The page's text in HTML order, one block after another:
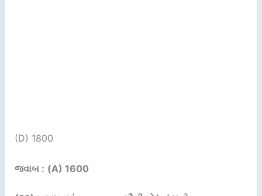
(D) 1800
જવાબ : (A) 1600